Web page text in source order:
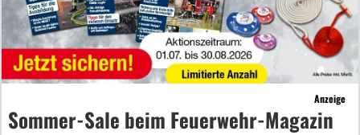
Anzeige
Sommer-Sale beim Feuerwehr-Magazin